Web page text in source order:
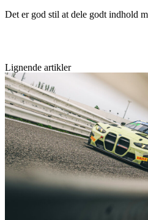
Det er god stil at dele godt indhold
Lignende artikler